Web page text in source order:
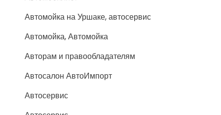
Автомойка на Уршаке, автосервис
Автомойка, Автомойка
Авторам и правообладателям
Автосалон АвтоИмпорт
Автосервис